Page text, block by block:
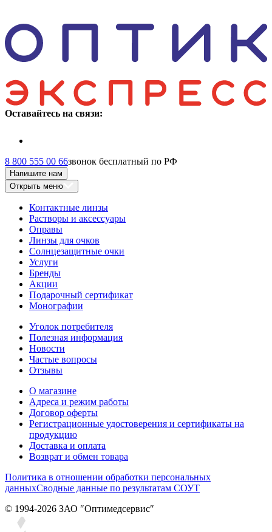
Оставайтесь на связи:
8 800 555 00 66звонок бесплатный по РФ
Напишите нам
Открыть меню
Контактные линзы
Растворы и аксессуары
Оправы
Линзы для очков
Солнцезащитные очки
Услуги
Бренды
Акции
Подарочный сертификат
Монографии
Уголок потребителя
Полезная информация
Новости
Частые вопросы
Отзывы
О магазине
Адреса и режим работы
Договор оферты
Регистрационные удостоверения и сертификаты на
продукцию
Доставка и оплата
Возврат и обмен товара
Политика в отношении обработки персональных
данныхСводные данные по результатам СОУТ
© 1994-2026 ЗАО ″Оптимедсервис″